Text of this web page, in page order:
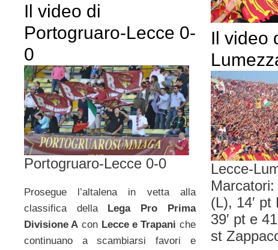
Il video di
Portogruaro-Lecce 0-
0
Portogruaro-Lecce 0-0
Prosegue l’altalena in vetta alla
classifica dellaLega Pro Prima
Divisione A con Lecce e Trapani che
continuano a scambiarsi favori e
Il video
Lecce-
Marcatori:
(L), 14′ pt
39′ pt e
st